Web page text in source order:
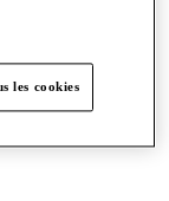
les cookies